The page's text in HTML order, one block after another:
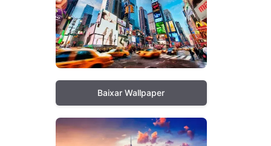
Baixar Wallpaper